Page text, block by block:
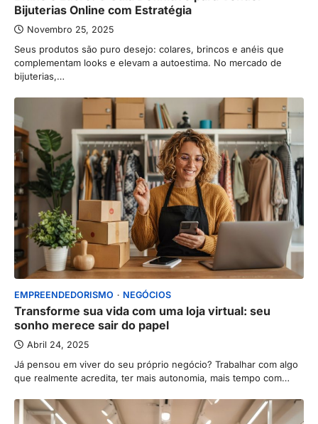
Bijuterias Online com Estratégia
Novembro 25, 2025
Seus produtos são puro desejo: colares, brincos e anéis que
complementam looks e elevam a autoestima. No mercado de
bijuterias,…
EMPREENDEDORISMO NEGÓCIOS
Transforme sua vida com uma loja virtual: seu
sonho merece sair do papel
Abril 24, 2025
Já pensou em viver do seu próprio negócio? Trabalhar com algo
que realmente acredita, ter mais autonomia, mais tempo com…